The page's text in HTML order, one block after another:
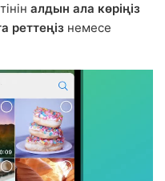
алдын ала көріңіз
реттеңіз немесе